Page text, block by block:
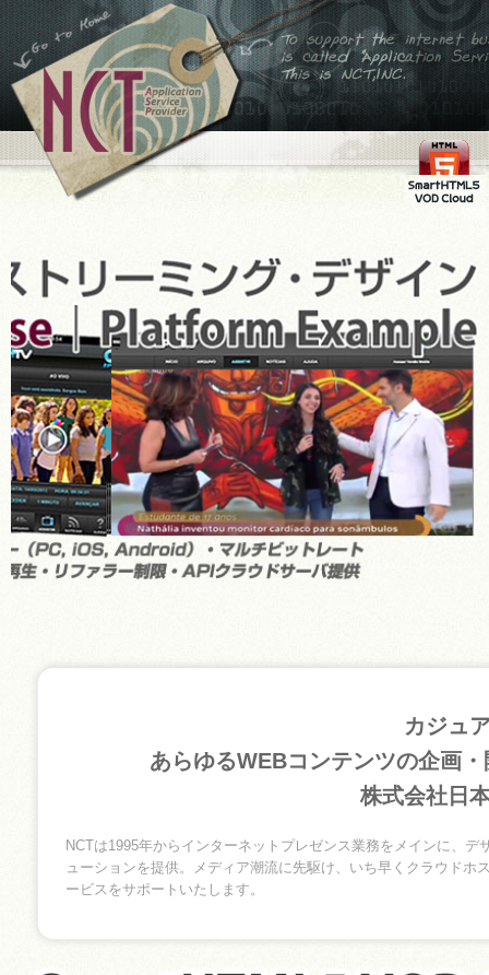
←ホームへ
To support the internet
business,is called
Application Service
Provider This is
NCT,INC.
VOD Cloud
カジュ
あらゆるWEBコンテンツの企画
株式会社日
NCTは1995年からインターネットプレゼンス業務をメインに、
ューションを提供。メディア潮流に先駆け、いち早くクラウド
ービスをサポートいたします。